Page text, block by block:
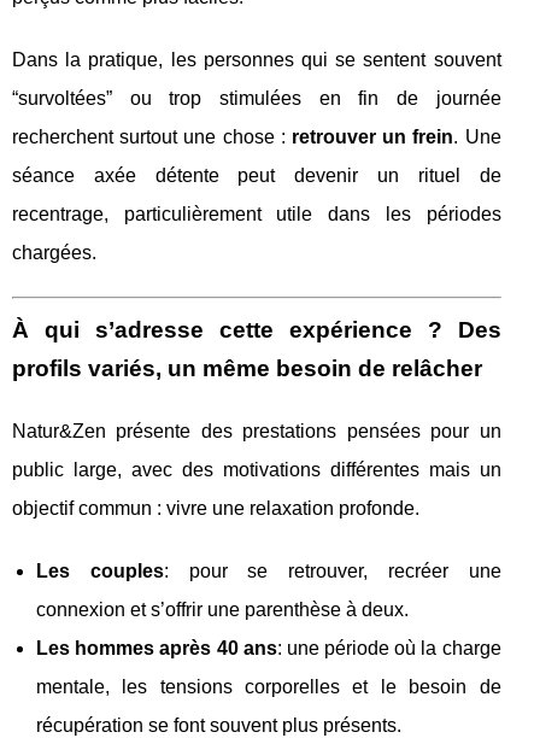
Dans la pratique, les personnes qui se sentent souvent
“survoltées” ou trop stimulées en fin de journée
recherchent surtout une chose : retrouver un frein. Une
séance axée détente peut devenir un rituel de
recentrage, particulièrement utile dans les périodes
chargées.
À qui s’adresse cette expérience ? Des
profils variés, un même besoin de relâcher
Natur&Zen présente des prestations pensées pour un
public large, avec des motivations différentes mais un
objectif commun : vivre une relaxation profonde.
Les couples: pour se retrouver, recréer une
connexion et s’offrir une parenthèse à deux.
Les hommes après 40 ans: une période où la charge
mentale, les tensions corporelles et le besoin de
récupération se font souvent plus présents.